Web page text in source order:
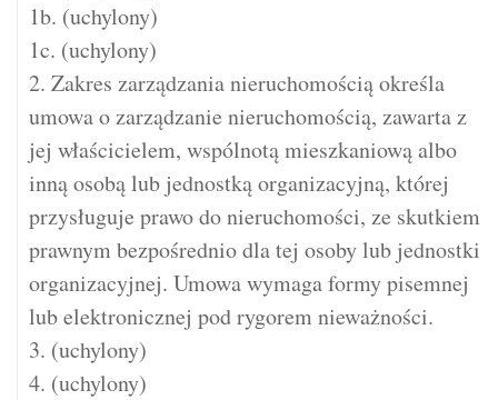
1b. (uchylony)
1c. (uchylony)
2. Zakres zarządzania nieruchomością określa
umowa o zarządzanie nieruchomością, zawarta z
jej właścicielem, wspólnotą mieszkaniową albo
inną osobą lub jednostką organizacyjną, której
przysługuje prawo do nieruchomości, ze skutkiem
prawnym bezpośrednio dla tej osoby lub jednostki
organizacyjnej. Umowa wymaga formy pisemnej
lub elektronicznej pod rygorem nieważności.
3. (uchylony)
4. (uchylony)